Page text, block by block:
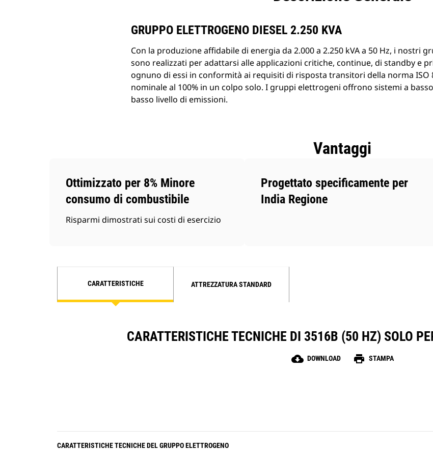
GRUPPO ELETTROGENO DIESEL 2.250 KVA
Con la produzione affidabile di energia da 2.000 a 2.250 kVA a 50 Hz, i nostri
sono realizzati per adattarsi alle applicazioni critiche, continue, di standby e
ognuno di essi in conformità ai requisiti di risposta transitori della norma ISO
nominale al 100% in un colpo solo. I gruppi elettrogeni offrono sistemi a
basso livello di emissioni.
Vantaggi
Ottimizzato per 8% Minore
consumo di combustibile
Risparmi dimostrati sui costi di esercizio
Progettato specificamente per
India Regione
CARATTERISTICHE ATTREZZATURA STANDARD
CARATTERISTICHE TECNICHE DI 3516B (50 HZ) SOLO
cloud_download DOWNLOAD print STAMPA
CARATTERISTICHE TECNICHE DEL GRUPPO ELETTROGENO